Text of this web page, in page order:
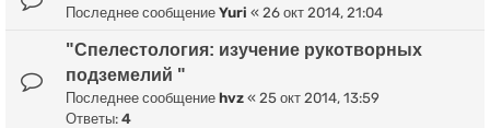
Последнее сообщение Yuri « 26 окт 2014, 21:04
"Спелестология: изучение рукотворных
подземелий "
Последнее сообщение hvz « 25 окт 2014, 13:59
Ответы: 4